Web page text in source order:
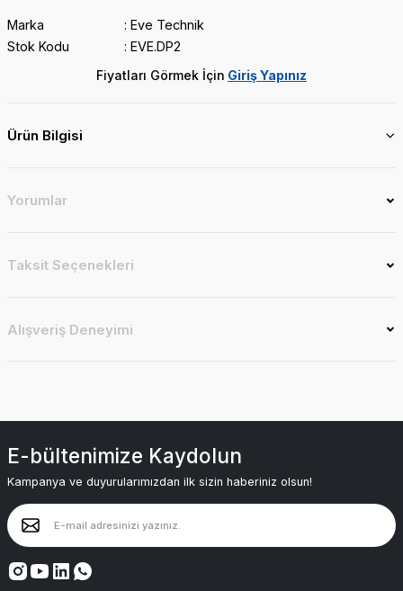
Marka
Eve Technik
Stok Kodu
EVE.DP2
Fiyatları Görmek İçin Giriş Yapınız
Ürün Bilgisi
Yorumlar
Taksit Seçenekleri
Alışveriş Deneyimi
E-bültenimize Kaydolun
Kampanya ve duyurularımızdan ilk sizin haberiniz olsun!